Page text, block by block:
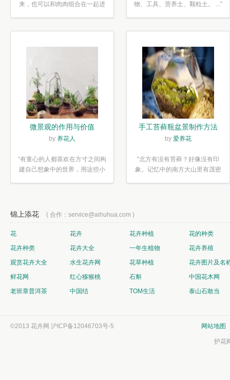
来，也可以和肉肉组合在一起进
物、工具、营养土、颗粒土。 ...”
微景观的作用与价值
by 养花人
“有童心的人都喜欢在方寸之间构
建自己想象中的世界，用这些小
手工苔藓瓶盆景制作方法
by 爱养花
“北方有没有苔藓？好像没有印
象。记忆中的南方大山里有茂密
锦上添花 ( 合作：service@aihuhua.com )
花 花卉 花卉种植
花的种类
花卉种类
花卉大全 一年生植物
花卉养殖
观赏花卉大全
水生花卉网 花草种植
花卉图片及名
鲜花网
红心猕猴桃 石斛
中国花木网
老班章普洱茶
中国结 TOM生活 泰山石敢当
©2013 花卉网 沪ICP备12046703号-5 网站地图
护花